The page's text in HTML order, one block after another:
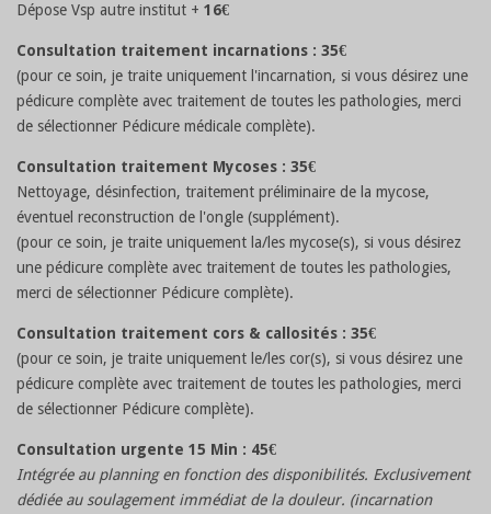
Dépose Vsp autre institut + 16€
Consultation traitement incarnations : 35€
(pour ce soin, je traite uniquement l'incarnation, si vous désirez une
pédicure complète avec traitement de toutes les pathologies, merci
de sélectionner Pédicure médicale complète).
Consultation traitement Mycoses : 35€
Nettoyage, désinfection, traitement préliminaire de la mycose,
éventuel reconstruction de l'ongle (supplément).
(pour ce soin, je traite uniquement la/les mycose(s), si vous désirez
une pédicure complète avec traitement de toutes les pathologies,
merci de sélectionner Pédicure complète).
Consultation traitement cors & callosités : 35€
(pour ce soin, je traite uniquement le/les cor(s), si vous désirez une
pédicure complète avec traitement de toutes les pathologies, merci
de sélectionner Pédicure complète).
Consultation urgente 15 Min : 45€
Intégrée au planning en fonction des disponibilités. Exclusivement
dédiée au soulagement immédiat de la douleur. (incarnation